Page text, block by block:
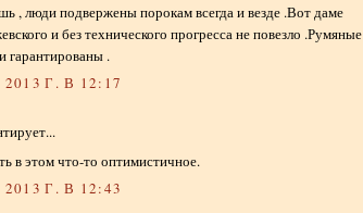
, люди подвержены порокам всегда и везде .Вот даме
и без технического прогресса не повезло .Румяные
гарантированы .
Г. В 12:17
в этом что-то оптимистичное.
Г. В 12:43